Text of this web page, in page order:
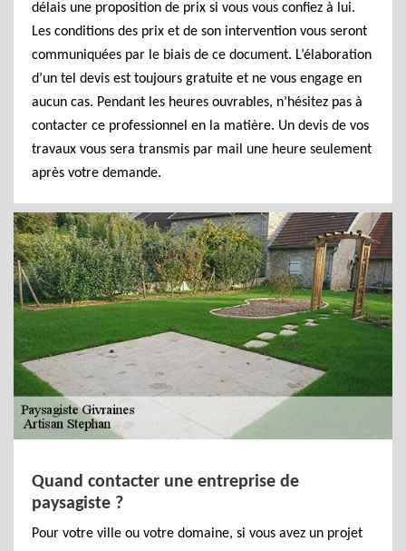
délais une proposition de prix si vous vous confiez à lui.
Les conditions des prix et de son intervention vous seront
communiquées par le biais de ce document. L’élaboration
d’un tel devis est toujours gratuite et ne vous engage en
aucun cas. Pendant les heures ouvrables, n’hésitez pas à
contacter ce professionnel en la matière. Un devis de vos
travaux vous sera transmis par mail une heure seulement
après votre demande.
Quand contacter une entreprise de
paysagiste ?
Pour votre ville ou votre domaine, si vous avez un projet